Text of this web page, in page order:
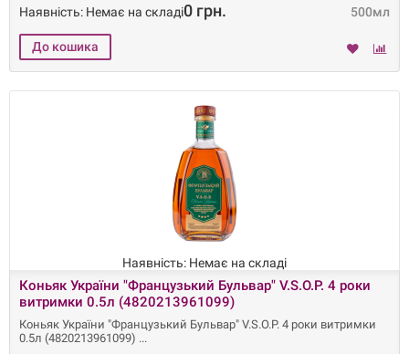
500мл
Наявність: Немає на складі0 грн.
Наявність: Немає на складі
Коньяк України "Французький Бульвар" V.S.O.P. 4 роки
витримки 0.5л (4820213961099)
Коньяк України "Французький Бульвар" V.S.O.P. 4 роки витримки
0.5л (4820213961099)